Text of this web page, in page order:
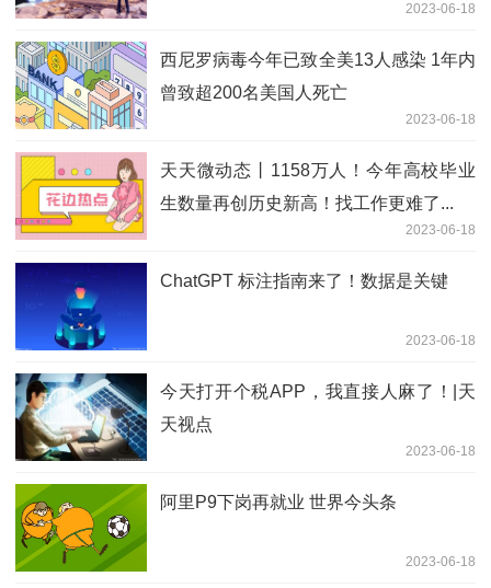
2023-06-18
西尼罗病毒今年已致全美13人感染 1年内
曾致超200名美国人死亡
2023-06-18
天天微动态丨1158万人！今年高校毕业
生数量再创历史新高！找工作更难了...
2023-06-18
ChatGPT 标注指南来了！数据是关键
2023-06-18
今天打开个税APP，我直接人麻了！|天
天视点
2023-06-18
阿里P9下岗再就业 世界今头条
2023-06-18